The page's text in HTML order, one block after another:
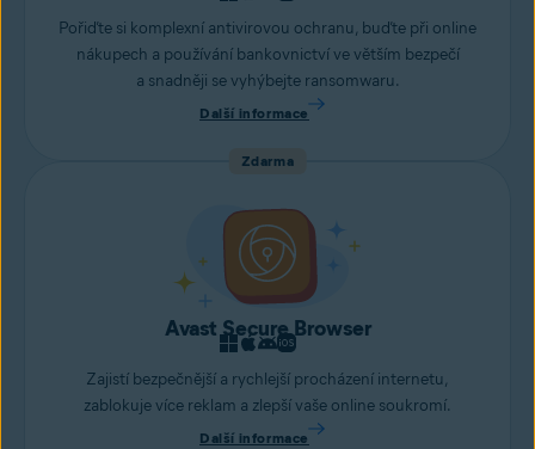
Pořiďte si komplexní antivirovou ochranu, buďte při online
nákupech a používání bankovnictví ve větším bezpečí
a snadněji se vyhýbejte ransomwaru.
Další informace
Zdarma
Avast Secure Browser
Zajistí bezpečnější a rychlejší procházení internetu,
zablokuje více reklam a zlepší vaše online soukromí.
Další informace